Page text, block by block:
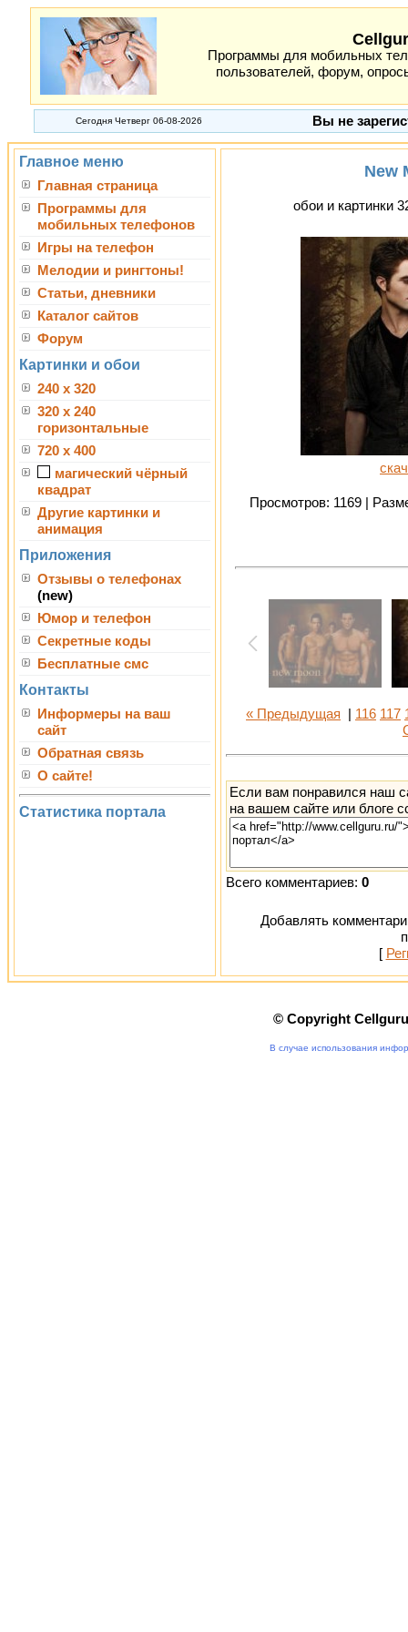
Программы для мобильных
пользователей, форум,
Сегодня Четверг 06-08-2026 Вы не
Главное меню
Главная страница
Программы для
мобильных телефонов
Игры на телефон
Мелодии и рингтоны!
Статьи, дневники
Каталог сайтов
Форум
Картинки и обои
240 x 320
320 x 240
горизонтальные
720 x 400
магический чёрный
квадрат
Другие картинки и
анимация
Приложения
Отзывы о телефонах
(new)
Юмор и телефон
Секретные коды
Бесплатные смс
Контакты
Информеры на ваш
сайт
Обратная связь
О сайте!
Статистика портала
New
обои и картинки
Просмотров: 1169 |
« Предыдущая 116 117
Если вам понравился наш
на вашем сайте или блоге
Всего комментариев: 0
Добавлять
[
© Copyright
В случае использования